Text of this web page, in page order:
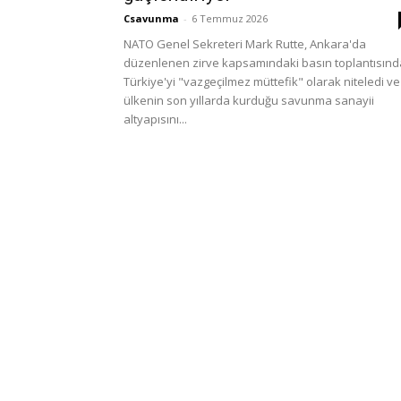
Csavunma - 6 Temmuz 2026
NATO Genel Sekreteri Mark Rutte, Ankara'da
düzenlenen zirve kapsamındaki basın
Türkiye'yi "vazgeçilmez müttefik" olarak niteledi ve
ülkenin son yıllarda kurduğu savunma sanayii
altyapısını...